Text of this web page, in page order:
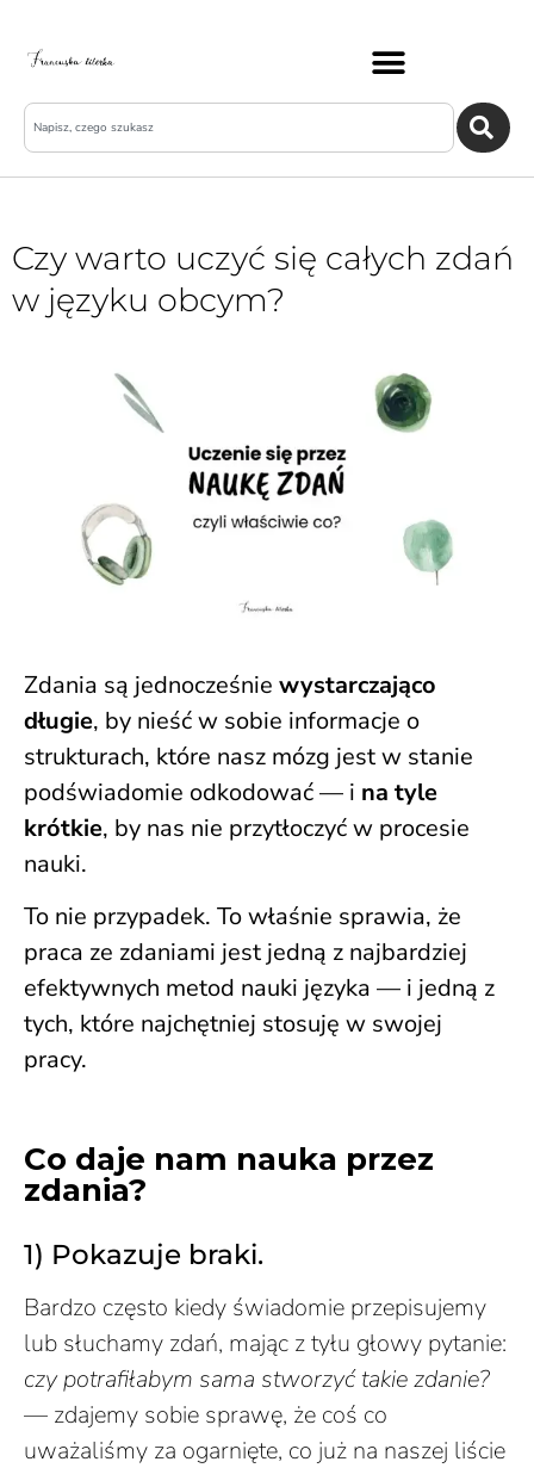
Czy warto uczyć się całych zdań
w języku obcym?
Zdania są jednocześnie wystarczająco
długie, by nieść w sobie informacje o
strukturach, które nasz mózg jest w stanie
podświadomie odkodować — i na tyle
krótkie, by nas nie przytłoczyć w procesie
nauki.
To nie przypadek. To właśnie sprawia, że
praca ze zdaniami jest jedną z najbardziej
efektywnych metod nauki języka — i jedną z
tych, które najchętniej stosuję w swojej
pracy.
Co daje nam nauka przez
zdania?
1) Pokazuje braki.
Bardzo często kiedy świadomie przepisujemy
lub słuchamy zdań, mając z tyłu głowy pytanie:
czy potrafiłabym sama stworzyć takie zdanie?
— zdajemy sobie sprawę, że coś co
uważaliśmy za ogarnięte, co już na naszej liście